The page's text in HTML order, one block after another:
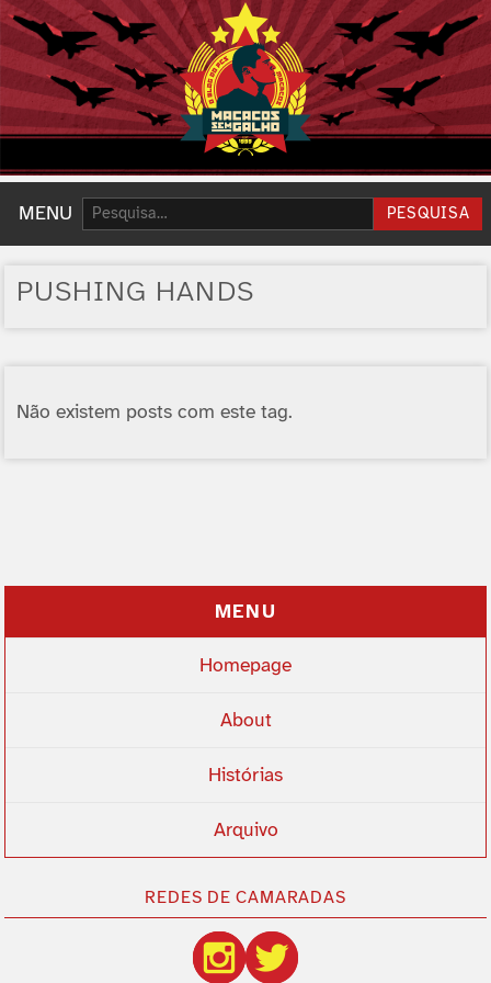
MENU Pesquisar: PESQUISA
PUSHING HANDS
Não existem posts com este tag.
MENU
Homepage
About
Histórias
Arquivo
REDES DE CAMARADAS